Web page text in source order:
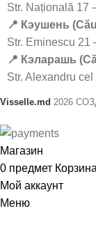
Str. Națională 17
📍 Кэушень
Str. Eminescu
📍 Кэларашь
Str. Alexandru
Visselle.md 2026
Магазин
0 предмет Корзина
Мой аккаунт
Меню